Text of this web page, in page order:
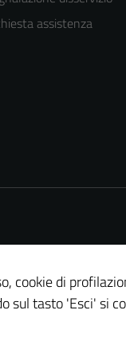
assistenza
cookie di
tasto 'Esci' si